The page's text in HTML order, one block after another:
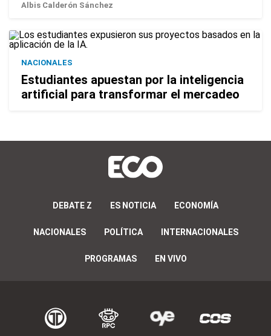
Albis Calderón Sánchez
NACIONALES
Estudiantes apuestan por la inteligencia
artificial para transformar el mercadeo
DEBATE Z ES NOTICIA ECONOMÍA
NACIONALES POLÍTICA INTERNACIONALES
PROGRAMAS EN VIVO